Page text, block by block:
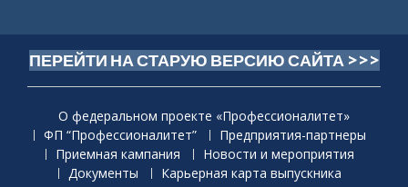
ПЕРЕЙТИ НА СТАРУЮ ВЕРСИЮ САЙТА >>>
О федеральном проекте «Профессионалитет»
ФП “Профессионалитет”
Предприятия-партнеры
Приемная кaмпания
Новости и мероприятия
Документы
Карьерная карта выпускника